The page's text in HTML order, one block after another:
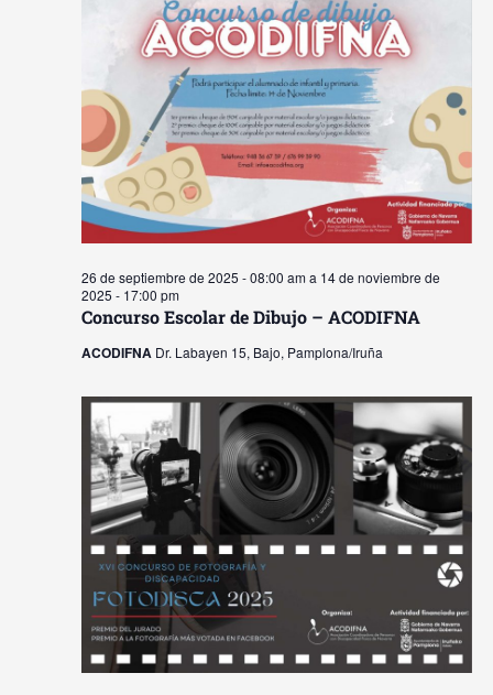
y
de
Concurso Escolar de Dibujo – ACODIFNA
26 de septiembre de 2025 - 08:00 ama 14 de noviembre de
2025 - 17:00 pm
ACODIFNA Dr. Labayen 15, Bajo, Pamplona/Iruña